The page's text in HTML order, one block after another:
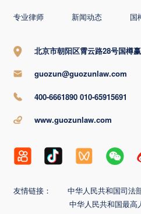
专业律师 新闻动态 国
北京市朝阳区霄云路28号国樽
guozun@guozunlaw.com
400-6661890 010-65915691
www.guozunlaw.com
友情链接： 中华人民共和国司法
中华人民共和国最高